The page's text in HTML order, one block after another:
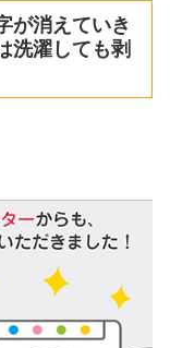
が消えていき
洗濯しても剥